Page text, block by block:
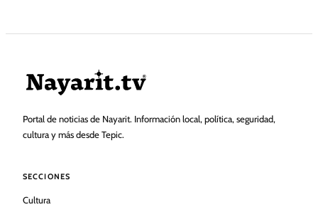
Portal de noticias de Nayarit. Información local, política, seguridad,
cultura y más desde Tepic.
SECCIONES
Cultura